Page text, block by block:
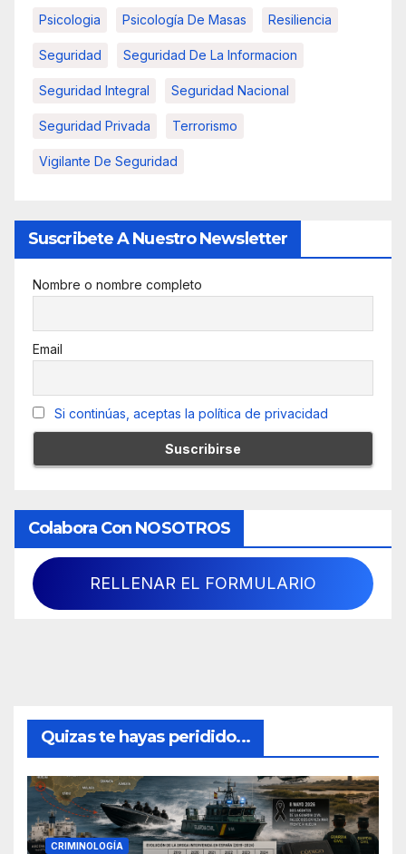
Psicologia Psicología De Masas Resiliencia
Seguridad Seguridad De La Informacion
Seguridad Integral Seguridad Nacional
Seguridad Privada Terrorismo
Vigilante De Seguridad
Suscribete A Nuestro Newsletter
Nombre o nombre completo
Email
Si continúas, aceptas la política de privacidad
Colabora Con NOSOTROS
RELLENAR EL FORMULARIO
Quizas te hayas peridido...
CRIMINOLOGÍA